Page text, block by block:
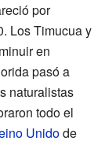
por
Los Timucua y
en
pasó a
naturalistas
todo el
Unidode